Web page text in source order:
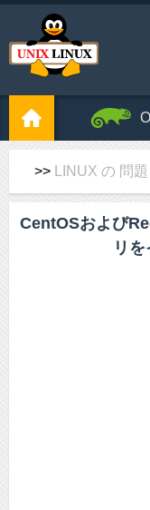
>> LINUX の 問題
CentOSおよび
リ